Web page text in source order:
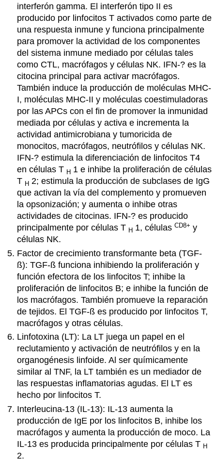
interferón gamma. El interferón tipo II es
producido por linfocitos T activados como parte de
una respuesta inmune y funciona principalmente
para promover la actividad de los componentes
del sistema inmune mediado por células tales
como CTL, macrófagos y células NK. IFN-? es la
citocina principal para activar macrófagos.
También induce la producción de moléculas MHC-
I, moléculas MHC-II y moléculas coestimuladoras
por las APCs con el fin de promover la inmunidad
mediada por células y activa e incrementa la
actividad antimicrobiana y tumoricida de
monocitos, macrófagos, neutrófilos y células NK.
IFN-?estimula la diferenciación de linfocitos T4
en células T H 1 e inhibe la proliferación de células
T H 2; estimula la producción de subclases de IgG
que activan la vía del complemento y promueven
la opsonización; y aumenta o inhibe otras
actividades de citocinas. IFN-?es producido
principalmente por células T H 1, célulasCD8+ y
células NK.
Factor de crecimiento transformante beta (TGF-
ß): TGF-ß funciona inhibiendo la proliferación y
función efectora de los linfocitos T; inhibe la
proliferación de linfocitos B; e inhibe la función de
los macrófagos. También promueve la reparación
de tejidos. El TGF-ß es producido por linfocitos T,
macrófagos y otras células.
Linfotoxina (LT): La LT juega un papel en el
reclutamiento y activación de neutrófilos y en la
organogénesis linfoide. Al ser químicamente
similar al TNF, la LT también es un mediador de
las respuestas inflamatorias agudas. El LT es
hecho por linfocitos T.
Interleucina-13 (IL-13): IL-13 aumenta la
producción de IgE por los linfocitos B, inhibe los
macrófagos y aumenta la producción de moco. La
IL-13 es producida principalmente por células T H
2.